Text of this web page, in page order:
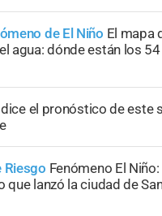
de El Niño El mapa
agua: dónde están los
dice el pronóstico de este
Riesgo Fenómeno El
que lanzó la ciudad de